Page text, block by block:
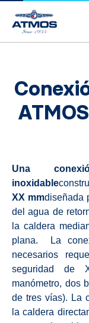
Una
inoxidable
XX mmdiseñada
del agua de
la caldera
plana. La
necesarios
seguridad de
manómetro, dos
de tres vías). La
la caldera